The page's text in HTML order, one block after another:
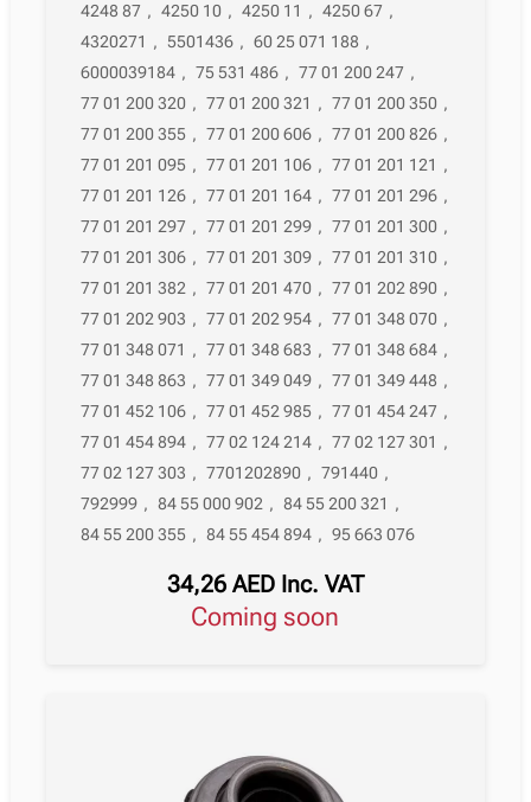
4248 87 , 4250 10 , 4250 11 , 4250 67 ,
4320271 , 5501436 , 60 25 071 188 ,
6000039184 , 75 531 486 , 77 01 200 247 ,
77 01 200 320 , 77 01 200 321 , 77 01 200 350 ,
77 01 200 355 , 77 01 200 606 , 77 01 200 826 ,
77 01 201 095 , 77 01 201 106 , 77 01 201 121 ,
77 01 201 126 , 77 01 201 164 , 77 01 201 296 ,
77 01 201 297 , 77 01 201 299 , 77 01 201 300 ,
77 01 201 306 , 77 01 201 309 , 77 01 201 310 ,
77 01 201 382 , 77 01 201 470 , 77 01 202 890 ,
77 01 202 903 , 77 01 202 954 , 77 01 348 070 ,
77 01 348 071 , 77 01 348 683 , 77 01 348 684 ,
77 01 348 863 , 77 01 349 049 , 77 01 349 448 ,
77 01 452 106 , 77 01 452 985 , 77 01 454 247 ,
77 01 454 894 , 77 02 124 214 , 77 02 127 301 ,
77 02 127 303 , 7701202890 , 791440 ,
792999 , 84 55 000 902 , 84 55 200 321 ,
84 55 200 355 , 84 55 454 894 , 95 663 076
34,26 AED Inc. VAT
Coming soon